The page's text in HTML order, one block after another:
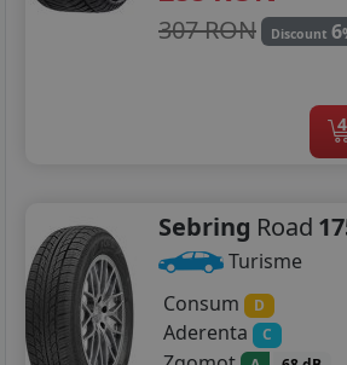
307 RON Discount 6
4
Sebring Road
Turisme
Consum
D
Aderenta C